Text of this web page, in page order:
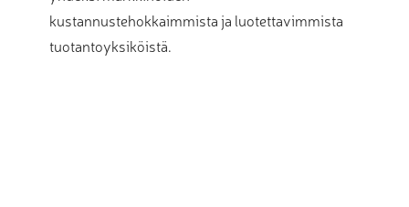
kustannustehokkaimmista ja luotettavimmista
tuotantoyksiköistä.